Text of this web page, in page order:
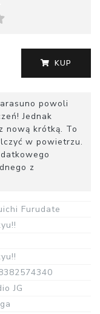
KUP
powoli
Jednak
nową krótką. To
w powietrzu.
z
Furudate
JG